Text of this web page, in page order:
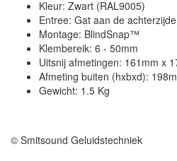
Kleur: Zwart (RAL9005)
Entree: Gat aan de achterzijde
Montage: BlindSnap™
Klembereik: 6 - 50mm
Uitsnij afmetingen: 161mm x
Afmeting buiten (hxbxd):
Gewicht: 1.5 Kg
© Smitsound Geluidstechniek